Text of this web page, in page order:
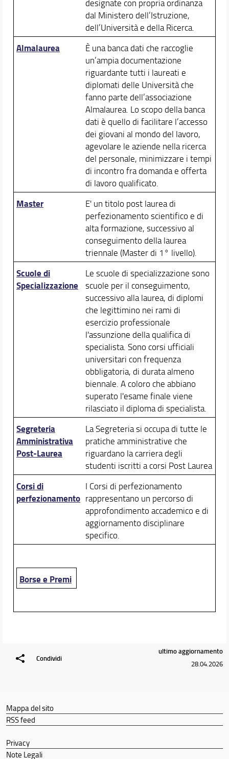
designate con propria ordinanza
dal Ministero dell’Istruzione,
dell’Università e della Ricerca.
Almalaurea
È una banca dati che raccoglie
un’ampia documentazione
riguardante tutti i laureati e
diplomati delle Università che
fanno parte dell’associazione
Almalaurea. Lo scopo della banca
dati è quello di facilitare l’accesso
dei giovani al mondo del lavoro,
agevolare le aziende nella ricerca
del personale, minimizzare i tempi
di incontro fra domanda e offerta
di lavoro qualificato.
Master
E' un titolo post laurea di
perfezionamento scientifico e di
alta formazione, successivo al
conseguimento della laurea
triennale (Master di 1° livello).
Scuole di
Specializzazione
Le scuole di specializzazione sono
scuole per il conseguimento,
successivo alla laurea, di diplomi
che legittimino nei rami di
esercizio professionale
l'assunzione della qualifica di
specialista. Sono corsi ufficiali
universitari con frequenza
obbligatoria, di durata almeno
biennale. A coloro che abbiano
superato l'esame finale viene
rilasciato il diploma di specialista.
Segreteria
Amministrativa
Post-Laurea
La Segreteria si occupa di tutte le
pratiche amministrative che
riguardano la carriera degli
studenti iscritti a corsi Post Laurea
Corsi di
perfezionamento
I Corsi di perfezionamento
rappresentano un percorso di
approfondimento accademico e di
aggiornamento disciplinare
specifico.
Borse e Premi
Condividi
ultimo aggiornamento
28.04.2026
Mappa del sito
RSS feed
Privacy
Note Legali